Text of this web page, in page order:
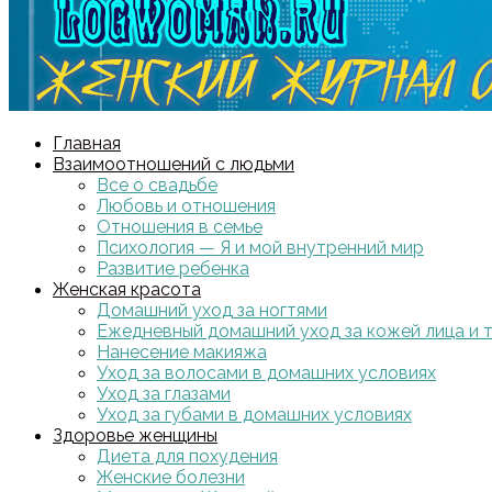
Главная
Взаимоотношений с людьми
Все о свадьбе
Любовь и отношения
Отношения в семье
Психология — Я и мой внутренний мир
Развитие ребенка
Женская красота
Домашний уход за ногтями
Ежедневный домашний уход за кожей лица и
Нанесение макияжа
Уход за волосами в домашних условиях
Уход за глазами
Уход за губами в домашних условиях
Здоровье женщины
Диета для похудения
Женские болезни